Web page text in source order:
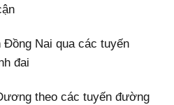
Nai qua các tuyến
đai
theo các tuyến đường